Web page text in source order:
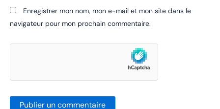
Enregistrer mon nom, mon e-mail et mon site dans le
navigateur pour mon prochain commentaire.